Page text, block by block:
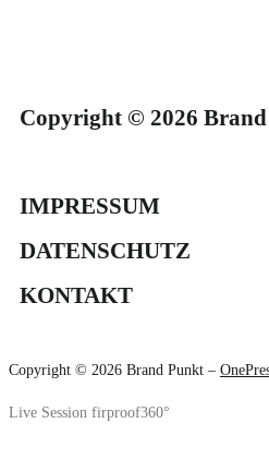
Copyright © 2026
IMPRESSUM
DATENSCHUTZ
KONTAKT
Copyright © 2026 Brand Punkt –
Live Session firproof360°